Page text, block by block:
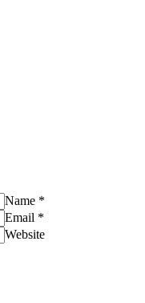
Name *
Email *
Website